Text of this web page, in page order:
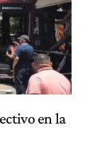
en la